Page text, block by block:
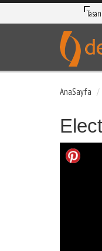
AnaSayfa